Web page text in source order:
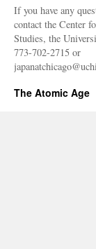
If you have any
contact the Center
Studies, the
773-702-2715 or
The Atomic Age